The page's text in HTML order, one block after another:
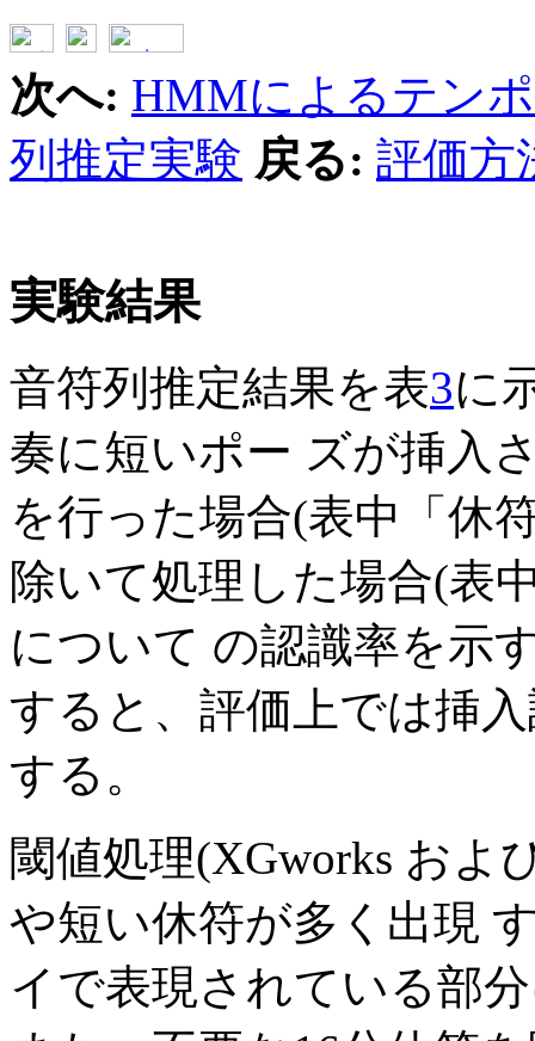
次へ: HMMによるテン
列推定実験 戻る: 評価方
実験結果
音符列推定結果を表3に
奏に短いポー ズが挿入
を行った場合(表中「休
除いて処理した場合(表
について の認識率を示
すると、評価上では挿
する。
閾値処理(XGworks およ
や短い休符が多く出現
イで表現されている部